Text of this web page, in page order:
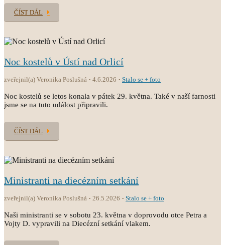
ČÍST DÁL
Noc kostelů v Ústí nad Orlicí
zveřejnil(a) Veronika Poslušná 4.6.2026 Stalo se + foto
Noc kostelů se letos konala v pátek 29. května. Také v naší farnosti
jsme se na tuto událost připravili.
ČÍST DÁL
Ministranti na diecézním setkání
zveřejnil(a) Veronika Poslušná 26.5.2026 Stalo se + foto
Naši ministranti se v sobotu 23. května v doprovodu otce Petra a
Vojty D. vypravili na Diecézní setkání vlakem.